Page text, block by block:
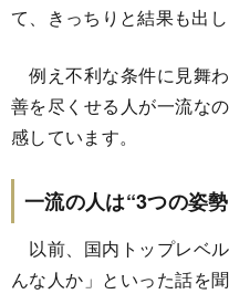
て、きっちりと結果も出し
例え不利な条件に見舞
善を尽くせる人が一流な
感しています。
一流の人は“3つの姿
以前、国内トップレベ
んな人か」といった話を